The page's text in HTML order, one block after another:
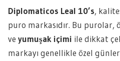
Diplomaticos Leal 10’s,
puro markasıdır. Bu purolar,
ve yumuşak içimi ile dikkat
markayı genellikle özel